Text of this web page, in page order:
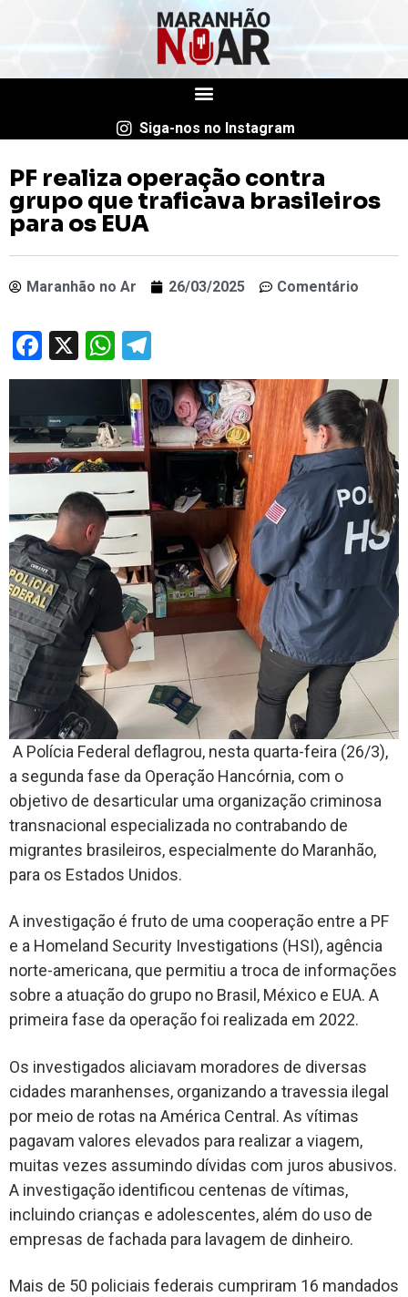
Siga-nos no Instagram
PF realiza operação contra
grupo que traficava brasileiros
para os EUA
Maranhão no Ar 26/03/2025 Comentário
Facebook
X WhatsApp
A Polícia Federal deflagrou, nesta quarta-feira (26/3),
a segunda fase da Operação Hancórnia, com o
objetivo de desarticular uma organização criminosa
transnacional especializada no contrabando de
migrantes brasileiros, especialmente do Maranhão,
para os Estados Unidos.
A investigação é fruto de uma cooperação entre a PF
e a Homeland Security Investigations (HSI), agência
norte-americana, que permitiu a troca de informações
sobre a atuação do grupo no Brasil, México e EUA. A
primeira fase da operação foi realizada em 2022.
Os investigados aliciavam moradores de diversas
cidades maranhenses, organizando a travessia ilegal
por meio de rotas na América Central. As vítimas
pagavam valores elevados para realizar a viagem,
muitas vezes assumindo dívidas com juros abusivos.
A investigação identificou centenas de vítimas,
incluindo crianças e adolescentes, além do uso de
empresas de fachada para lavagem de dinheiro.
Mais de 50 policiais federais cumpriram 16 mandados